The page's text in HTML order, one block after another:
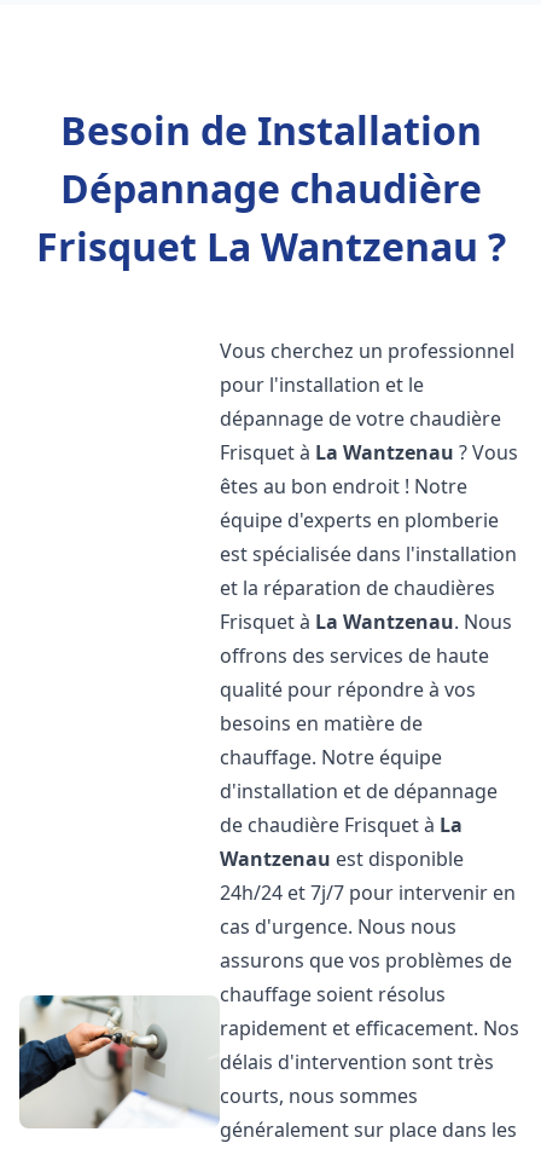
Besoin de Installation
Dépannage chaudière
Frisquet La Wantzenau ?
Vous cherchez un professionnel
pour l'installation et le
dépannage de votre chaudière
Frisquet à La Wantzenau ? Vous
êtes au bon endroit ! Notre
équipe d'experts en plomberie
est spécialisée dans l'installation
et la réparation de chaudières
Frisquet à La Wantzenau. Nous
offrons des services de haute
qualité pour répondre à vos
besoins en matière de
chauffage. Notre équipe
d'installation et de dépannage
de chaudière Frisquet à La
Wantzenau est disponible
24h/24 et 7j/7 pour intervenir en
cas d'urgence. Nous nous
assurons que vos problèmes de
chauffage soient résolus
rapidement et efficacement. Nos
délais d'intervention sont très
courts, nous sommes
généralement sur place dans les